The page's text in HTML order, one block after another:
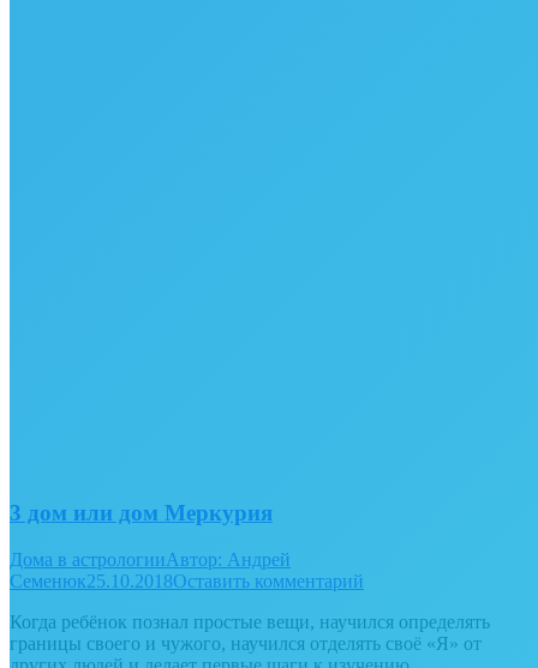
3 дом или дом Меркурия
Дома в астрологииАвтор: Андрей
Семенюк25.10.2018Оставить комментарий
Когда ребёнок познал простые вещи, научился определять
границы своего и чужого, научился отделять своё «Я» от